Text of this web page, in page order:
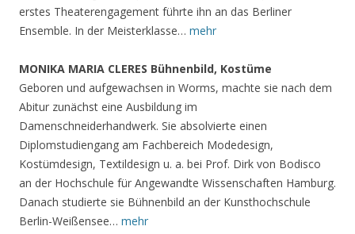
erstes Theaterengagement führte ihn an das Berliner
Ensemble. In der Meisterklasse… mehr
MONIKA MARIA CLERES Bühnenbild, Kostüme
Geboren und aufgewachsen in Worms, machte sie nach dem
Abitur zunächst eine Ausbildung im
Damenschneiderhandwerk. Sie absolvierte einen
Diplomstudiengang am Fachbereich Modedesign,
Kostümdesign, Textildesign u. a. bei Prof. Dirk von Bodisco
an der Hochschule für Angewandte Wissenschaften Hamburg.
Danach studierte sie Bühnenbild an der Kunsthochschule
Berlin-Weißensee… mehr